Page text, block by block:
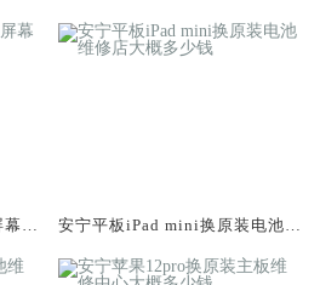
服
安宁平板iPad mini换原装电池维